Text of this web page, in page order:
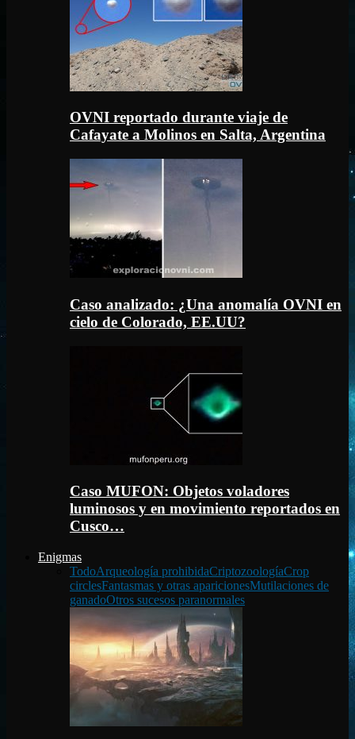
OVNI reportado durante viaje de
Cafayate a Molinos en Salta, Argentina
Caso analizado: ¿Una anomalía OVNI en
cielo de Colorado, EE.UU?
Caso MUFON: Objetos voladores
luminosos y en movimiento reportados en
Cusco…
Enigmas
TodoArqueología prohibidaCriptozoologíaCrop
circlesFantasmas y otras aparicionesMutilaciones de
ganadoOtros sucesos paranormales